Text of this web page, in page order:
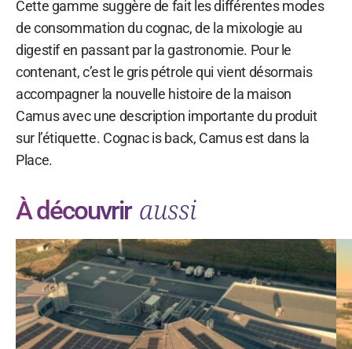
Cette gamme suggère de fait les différentes modes
de consommation du cognac, de la mixologie au
digestif en passant par la gastronomie. Pour le
contenant, c’est le gris pétrole qui vient désormais
accompagner la nouvelle histoire de la maison
Camus avec une description importante du produit
sur l’étiquette. Cognac is back, Camus est dans la
Place.
À découvrir aussi